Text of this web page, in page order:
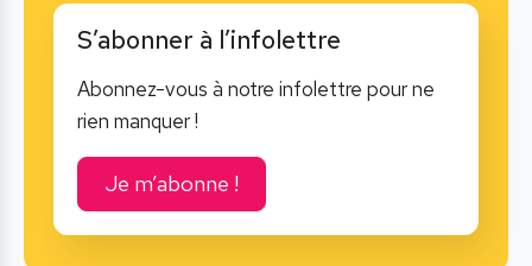
S’abonner à l’infolettre
Abonnez-vous à notre infolettre pour ne
rien manquer !
Je m’abonne !